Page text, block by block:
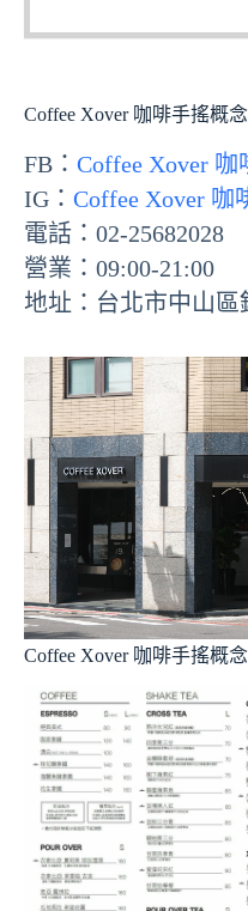
Coffee Xover 咖啡手搖概
FB： Coffee Xover
IG： Coffee Xover 咖
電話：02-25682028
營業：09:00-21:00
地址：台北市中山區
Coffee Xover 咖啡手搖概